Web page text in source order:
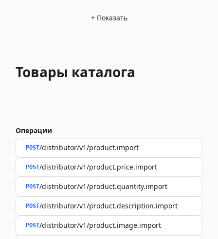
+ Показать
Товары каталога
Операции
POST/distributor/v1/product.import
POST/distributor/v1/product.price.import
POST/distributor/v1/product.quantity.import
POST/distributor/v1/product.description.import
POST/distributor/v1/product.image.import